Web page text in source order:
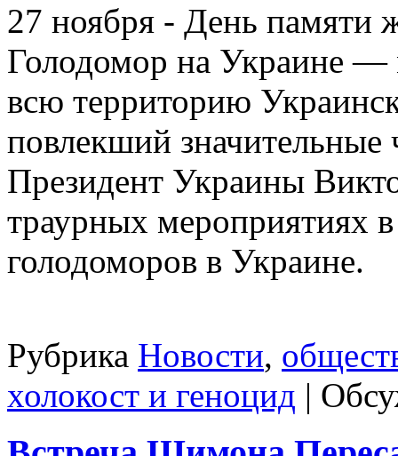
27 ноября - День памяти
Голодомор на Украине —
всю территорию
повлекший значительные
Президент Украины
траурных мероприятиях
голодоморов в Украине.
Рубрика Новости,
холокост и геноцид |